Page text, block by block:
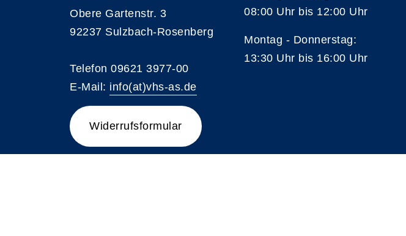
Obere Gartenstr. 3
92237 Sulzbach-Rosenberg
Telefon 09621 3977-00
E-Mail: info(at)vhs-as.de
Widerrufsformular
08:00 Uhr bis 12:00 Uhr
Montag - Donnerstag:
13:30 Uhr bis 16:00 Uhr